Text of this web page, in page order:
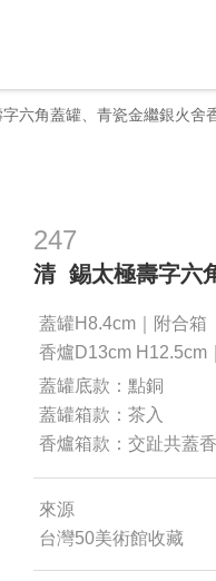
六角蓋罐、青瓷金繼銀火舍
247
清 錫太極壽字六
蓋罐H8.4cm｜附合箱
香爐D13cm H12.5cm
蓋罐底款：點銅
蓋罐箱款：茶入
香爐箱款：交趾共蓋
來源
台灣50美術館收藏